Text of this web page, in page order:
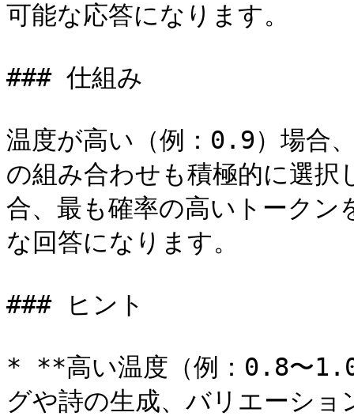
可能な応答になります。
### 仕組み
温度が高い（例：0.9）場合
の組み合わせも積極的に選
合、最も確率の高いトークン
な回答になります。
### ヒント
* **高い温度（例：0.8〜
グや詩の生成、バリエーシ